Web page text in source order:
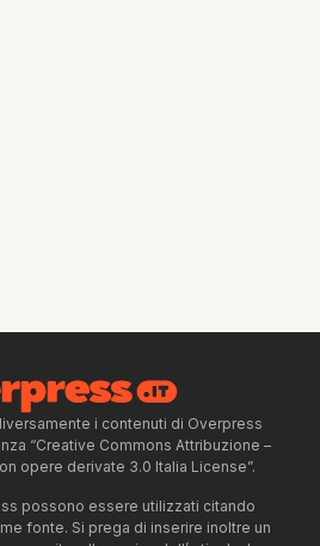
i contenuti di Overpress
“Creative Commons Attribuzione –
opere derivate 3.0 Italia License”.
possono essere utilizzati citando
fonte. Si prega di inserire inoltre un